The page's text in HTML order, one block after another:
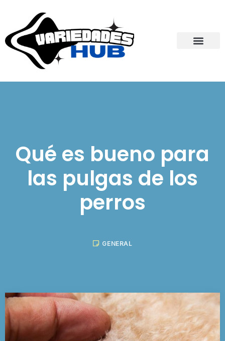
Qué es bueno para
las pulgas de los
perros
GENERAL